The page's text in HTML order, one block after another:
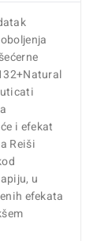
i efekat
Reiši
u
efekata